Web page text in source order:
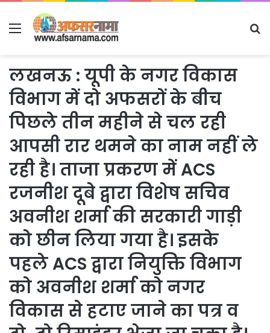
Menu
लखनऊ : यूपी के नगर विकास
विभाग में दो अफसरों के बीच
पिछले तीन महीने से चल रही
आपसी रार थमने का नाम नहीं ले
रही है। ताजा प्रकरण में ACS
रजनीश दूबे द्वारा विशेष सचिव
अवनीश शर्मा की सरकारी गाड़ी
को छीन लिया गया है। इसके
पहले ACS द्वारा नियुक्ति विभाग
को अवनीश शर्मा को नगर
विकास से हटाए जाने का पत्र व